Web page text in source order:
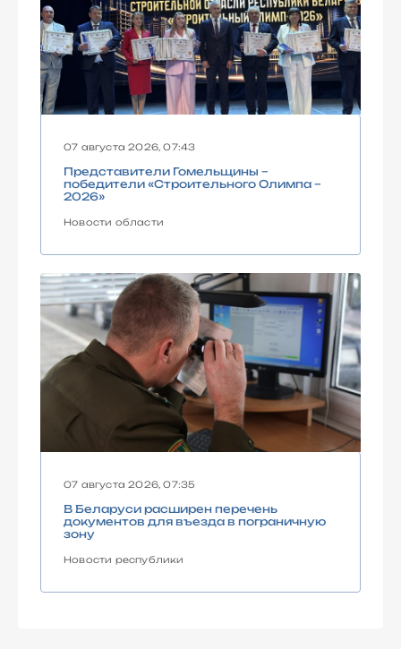
07 августа 2026, 07:43
Представители Гомельщины –
победители «Строительного Олимпа –
2026»
Новости области
07 августа 2026, 07:35
В Беларуси расширен перечень
документов для въезда в пограничную
зону
Новости республики